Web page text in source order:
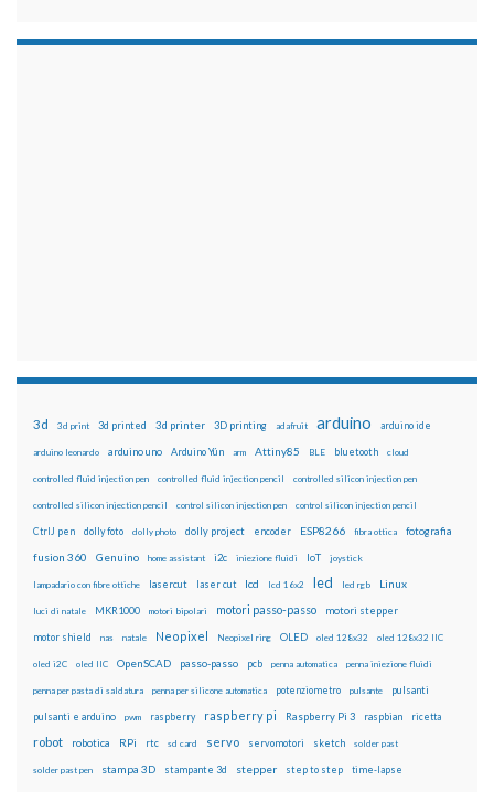
3d 3d print 3d printed 3d printer 3D printing adafruit arduino arduino ide
arduino leonardo arduino uno Arduino Yún arm Attiny85 BLE bluetooth cloud
controlled fluid injection pen controlled fluid injection pencil controlled silicon injection pen
controlled silicon injection pencil control silicon injection pen control silicon injection pencil
CtrlJ pen dolly foto dolly photo dolly project encoder ESP8266 fibra ottica fotografia
fusion 360 Genuino home assistant i2c iniezione fluidi IoT joystick
lampadario con fibre ottiche lasercut laser cut lcd lcd 16x2 led led rgb Linux
luci di natale MKR1000 motori bipolari motori passo-passo motori stepper
motor shield nas natale Neopixel Neopixel ring OLED oled 128x32 oled 128x32 IIC
oled i2C oled IIC OpenSCAD passo-passo pcb penna automatica penna iniezione fluidi
penna per pasta di saldatura penna per silicone automatica potenziometro pulsante pulsanti
pulsanti e arduino pwm raspberry raspberry pi Raspberry Pi 3 raspbian ricetta
robot robotica RPi rtc sd card servo servomotori sketch solder past
solder past pen stampa 3D stampante 3d stepper step to step time-lapse